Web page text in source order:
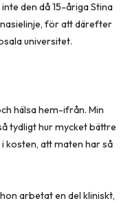
den då 15-åriga Stina
för att därefter
universitet.
hälsa hem-ifrån. Min
tydligt hur mycket bättre
kosten, att maten har så
arbetat en del kliniskt,